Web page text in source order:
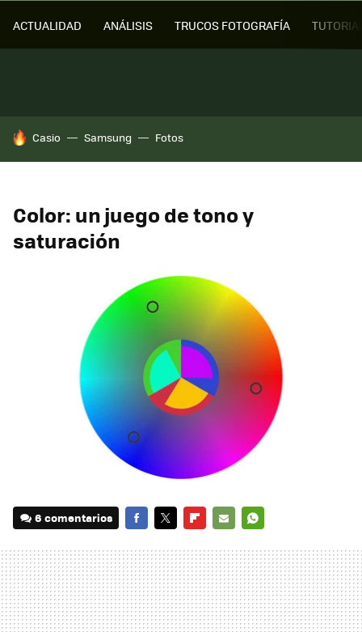
ACTUALIDAD ANÁLISIS TRUCOS FOTOGRAFÍA
HOY SE HABLA DE
Casio Samsung Fotos
Color: un juego de tono y
saturación
6 comentarios
MAIL